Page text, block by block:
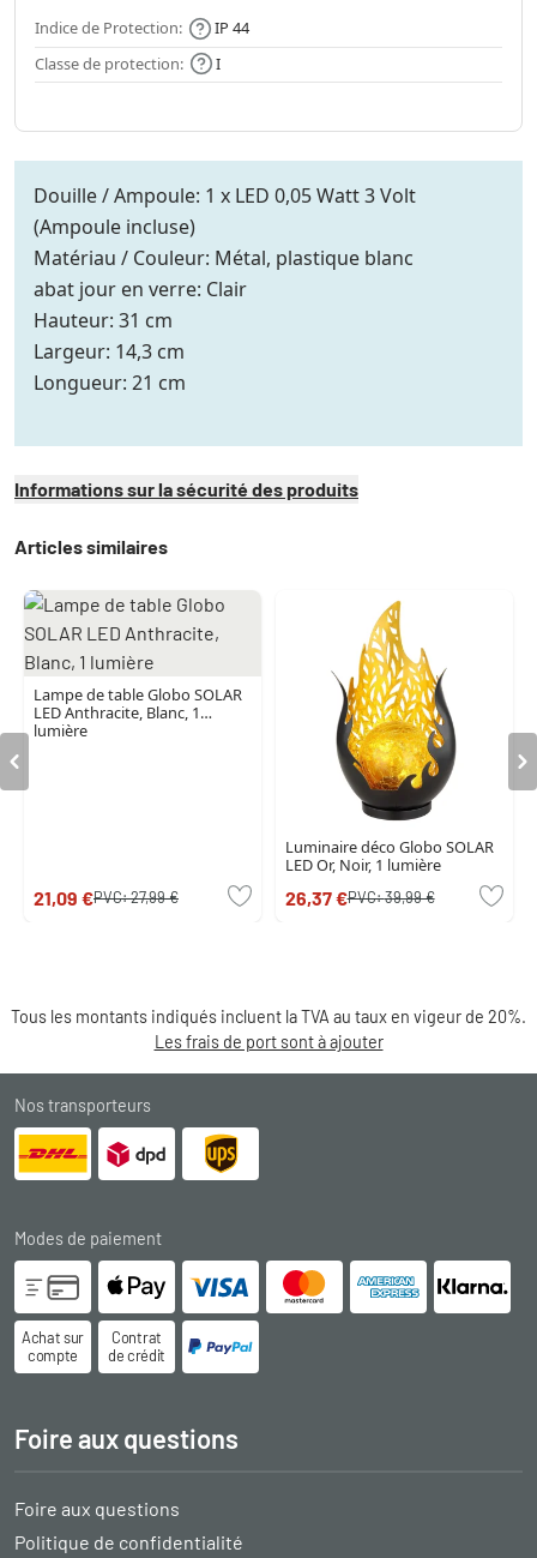
Indice de Protection:
IP 44
Classe de protection:
I
Douille / Ampoule: 1 x LED 0,05 Watt 3 Volt
(Ampoule incluse)
Matériau / Couleur: Métal, plastique blanc
abat jour en verre: Clair
Hauteur: 31 cm
Largeur: 14,3 cm
Longueur: 21 cm
Informations sur la sécurité des produits
Articles similaires
Lampe de table Globo SOLAR
LED Anthracite, Blanc, 1
lumière
21,09 €PVC:27,99 €
Luminaire déco Globo SOLAR
LED Or, Noir, 1 lumière
26,37 €PVC:39,99 €
Tous les montants indiqués incluent la TVA au taux en vigeur de 20%.
Les frais de port sont à ajouter
Nos transporteurs
Modes de paiement
Achat sur
compte
Contrat
de crédit
Foire aux questions
Foire aux questions
Politique de confidentialité